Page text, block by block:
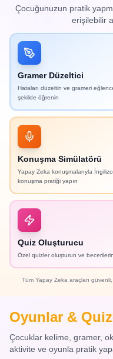
Çocuğunuzun pratik
erişilebilir
Gramer Düzeltici
Hataları düzeltin ve grameri
şekilde öğrenin
Konuşma Simülatörü
Yapay Zeka konuşmalarıyla
konuşma pratiği yapın
Quiz Oluşturucu
Özel quizler oluşturun ve
Tüm Yapay Zeka araçları
Oyunlar &
Çocuklar kelime, gramer,
aktivite ve oyunla pratik